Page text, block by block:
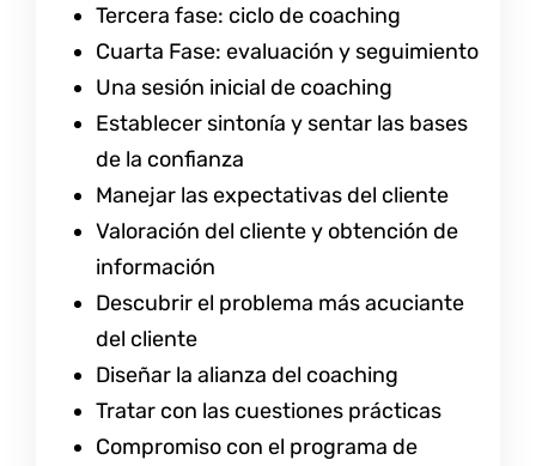
Tercera fase: ciclo de coaching
Cuarta Fase: evaluación y seguimiento
Una sesión inicial de coaching
Establecer sintonía y sentar las bases
de la confianza
Manejar las expectativas del cliente
Valoración del cliente y obtención de
información
Descubrir el problema más acuciante
del cliente
Diseñar la alianza del coaching
Tratar con las cuestiones prácticas
Compromiso con el programa de